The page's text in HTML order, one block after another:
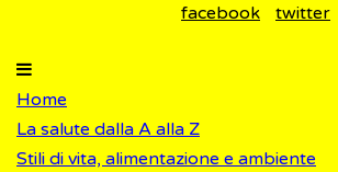
facebook twitter
Home
La salute dalla A alla Z
Stili di vita, alimentazione e ambiente